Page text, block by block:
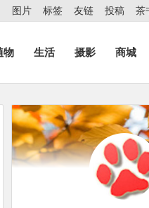
图片 标签 友链 投稿 茶
物 生活 摄影 商城